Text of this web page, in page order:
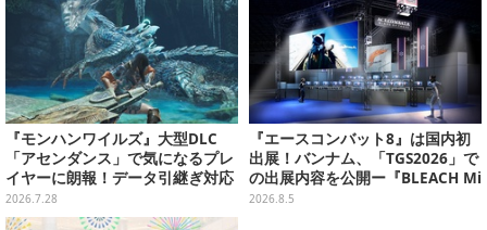
『モンハンワイルズ』大型DLC
「アセンダンス」で気になるプレ
イヤーに朗報！データ引継ぎ対応
の「序盤体験版」が配信決定
2026.7.28
『エースコンバット8』は国内初
出展！バンナム、「TGS2026」で
の出展内容を公開ー『BLEACH Mi
rrors High』や『ONE PIECE 海
2026.8.5